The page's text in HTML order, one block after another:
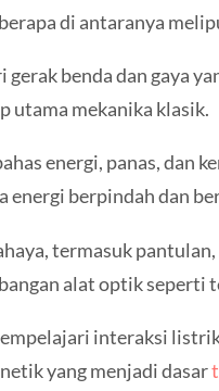
di antaranya
benda dan gaya
utama mekanika klasik.
energi, panas, dan
energi berpindah dan
termasuk
alat optik seperti
interaksi
yang menjadi dasar